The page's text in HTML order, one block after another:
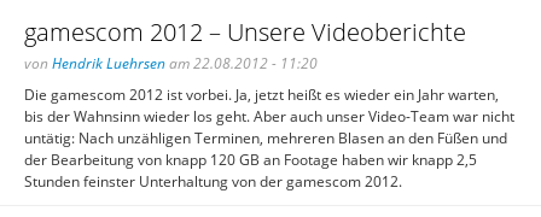
gamescom 2012 – Unsere Videoberichte
von Hendrik Luehrsenam 22.08.2012 - 11:20
Die gamescom 2012 ist vorbei. Ja, jetzt heißt es wieder ein Jahr warten,
bis der Wahnsinn wieder los geht. Aber auch unser Video-Team war nicht
untätig: Nach unzähligen Terminen, mehreren Blasen an den Füßen und
der Bearbeitung von knapp 120 GB an Footage haben wir knapp 2,5
Stunden feinster Unterhaltung von der gamescom 2012.